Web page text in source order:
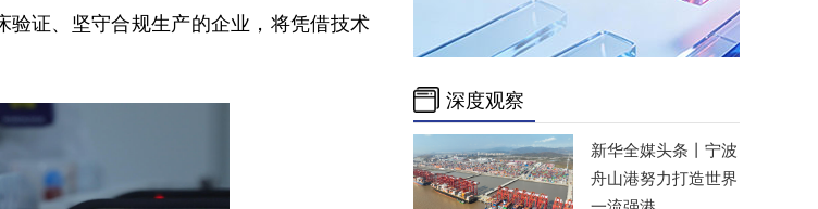
证、坚守合规生产的企业，将凭借技术
深度观察
新华全媒头条丨 宁波
舟山港努力打造世界